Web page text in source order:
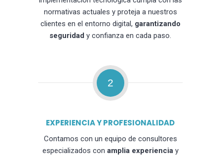
normativas actuales y proteja a nuestros
clientes en el entorno digital, garantizando
seguridad y confianza en cada paso.
2
EXPERIENCIA Y PROFESIONALIDAD
Contamos con un equipo de consultores
especializados con amplia experienciay